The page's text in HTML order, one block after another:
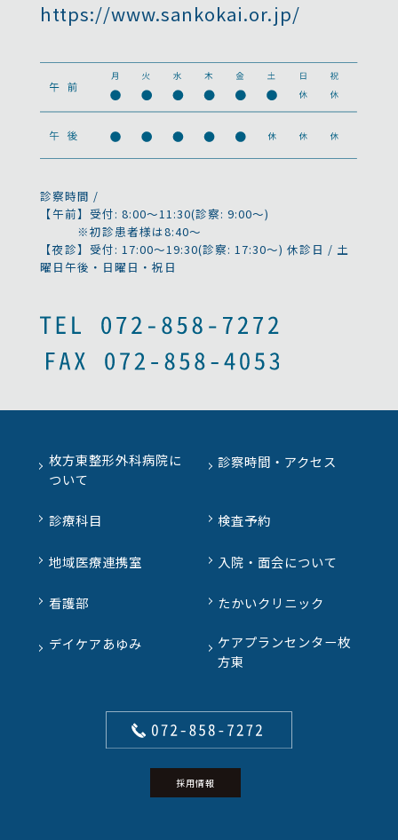
https://www.sankokai.or.jp/
診察時間 /
【午前】受付: 8:00～11:30(診察: 9:00～)
※初診患者様は8:40～
【夜診】受付: 17:00～19:30(診察: 17:30～) 休診日 / 土
曜日午後・日曜日・祝日
枚方東整形外科病院に
ついて
診察時間・アクセス
診療科目 検査予約
地域医療連携室 入院・面会について
看護部 たかいクリニック
デイケアあゆみ
ケアプランセンター枚
方東
採用情報